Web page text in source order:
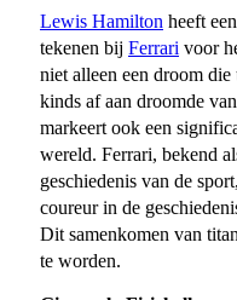
Lewis Hamilton heeft
tekenen bij Ferrari voor
niet alleen een droom
kinds af aan droomde
markeert ook een
wereld. Ferrari, bekend
geschiedenis van de
coureur in de
Dit samenkomen van
te worden.